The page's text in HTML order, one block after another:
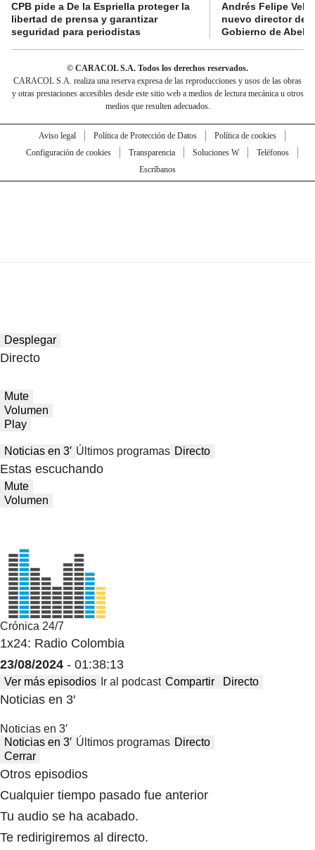
CPB pide a De la Espriella proteger la
libertad de prensa y garantizar
seguridad para periodistas
Andrés Felipe
nuevo director de
Gobierno de
© CARACOL S.A. Todos los derechos reservados.
CARACOL S.A. realiza una reserva expresa de las reproducciones y usos de las obras
y otras prestaciones accesibles desde este sitio web a medios de lectura mecánica u otros
medios que resulten adecuados.
Aviso legal Política de Protección de Datos
Política de cookies
Configuración de cookies
Transparencia Soluciones W
Teléfonos
Escríbanos
Desplegar
Directo
Mute
Volumen
Play
Noticias en 3′ Últimos programas Directo
Estas escuchando
Mute
Volumen
Crónica 24/7
1x24: Radio Colombia
23/08/2024 - 01:38:13
Ver más episodios Ir al podcast Compartir Directo
Noticias en 3′
Noticias en 3′
Noticias en 3′ Últimos programas Directo
Cerrar
Otros episodios
Cualquier tiempo pasado fue anterior
Tu audio se ha acabado.
Te redirigiremos al directo.